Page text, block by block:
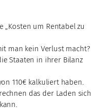
„Kosten um Rentabel zu
man kein Verlust macht?
Staaten in ihrer Bilanz
110€ kalkuliert haben.
das der Laden sich